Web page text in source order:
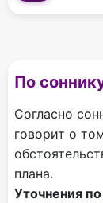
По
Согласно
говорит о
плана.
Уточнения